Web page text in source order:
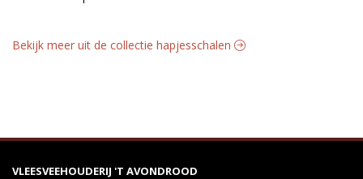
Bekijk meer uit de collectie hapjesschalen
VLEESVEEHOUDERIJ 'T AVONDROOD